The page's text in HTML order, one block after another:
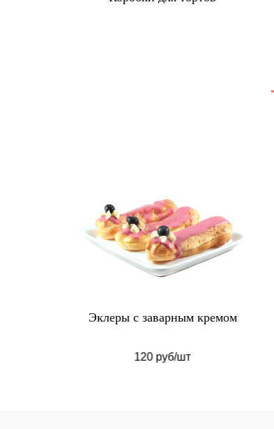
Эклеры с заварным кремом
120 руб/шт